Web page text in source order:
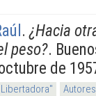
.¿Hacia
peso?.
de